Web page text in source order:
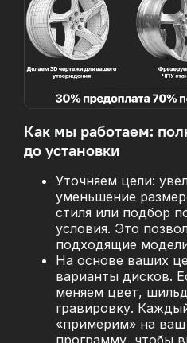
Как мы работаем:
до установки
Уточняем цели:
уменьшение
стиля или подбор
условия. Это
подходящие
На основе ваших
варианты дисков.
меняем цвет,
гравировку.
«примерим» на ваш